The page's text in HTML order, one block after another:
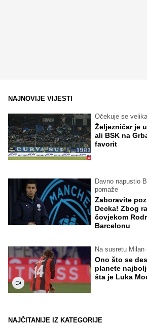
NAJNOVIJE VIJESTI
Očekuje se
Željezničar je
ali BSK na
favorit
Davno napustio
pomaže
Zaboravite
Decka! Zbog
čovjekom
Barcelonu
Na susretu Milan
Ono što se
planete
šta je Luka
NAJČITANIJE IZ KATEGORIJE